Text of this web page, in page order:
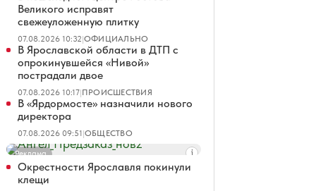
Великого исправят
свежеуложенную плитку
07.08.2026 10:32|ОФИЦИАЛЬНО
В Ярославской области в ДТП с
опрокинувшейся «Нивой»
пострадали двое
07.08.2026 10:17|ПРОИСШЕСТВИЯ
В «Ярдормосте» назначили нового
директора
07.08.2026 09:51|ОБЩЕСТВО
Реклама
Окрестности Ярославля покинули
клещи